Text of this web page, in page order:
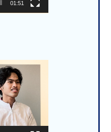
01:51